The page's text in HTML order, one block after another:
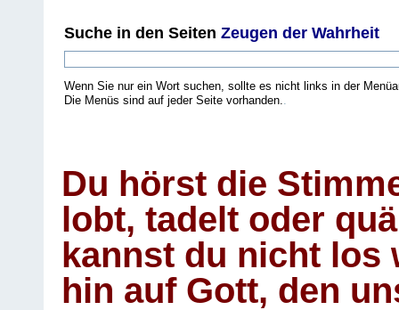
Suche in den Seiten Zeugen der Wahrheit
Wenn Sie nur ein Wort suchen, sollte es nicht links in der
Die Menüs sind auf jeder Seite vorhanden..
Du hörst die
lobt, tadelt oder
kannst du nicht los
hin auf Gott, den